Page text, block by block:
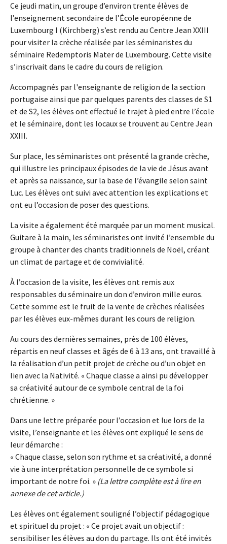
Ce jeudi matin, un groupe d’environ trente élèves de
l’enseignement secondaire de l’École européenne de
Luxembourg I (Kirchberg) s’est rendu au Centre Jean XXIII
pour visiter la crèche réalisée par les séminaristes du
séminaire Redemptoris Mater de Luxembourg. Cette visite
s’inscrivait dans le cadre du cours de religion.
Accompagnés par l'enseignante de religion de la section
portugaise ainsi que par quelques parents des classes de S1
et de S2, les élèves ont effectué le trajet à pied entre l’école
et le séminaire, dont les locaux se trouvent au Centre Jean
XXIII.
Sur place, les séminaristes ont présenté la grande crèche,
qui illustre les principaux épisodes de la vie de Jésus avant
et après sa naissance, sur la base de l’évangile selon saint
Luc. Les élèves ont suivi avec attention les explications et
ont eu l’occasion de poser des questions.
La visite a également été marquée par un moment musical.
Guitare à la main, les séminaristes ont invité l’ensemble du
groupe à chanter des chants traditionnels de Noël, créant
un climat de partage et de convivialité.
À l’occasion de la visite, les élèves ont remis aux
responsables du séminaire un don d’environ mille euros.
Cette somme est le fruit de la vente de crèches réalisées
par les élèves eux-mêmes durant les cours de religion.
Au cours des dernières semaines, près de 100 élèves,
répartis en neuf classes et âgés de 6 à 13 ans, ont travaillé à
la réalisation d’un petit projet de crèche ou d’un objet en
lien avec la Nativité. « Chaque classe a ainsi pu développer
sa créativité autour de ce symbole central de la foi
chrétienne. »
Dans une lettre préparée pour l’occasion et lue lors de la
visite, l’enseignante et les élèves ont expliqué le sens de
leur démarche :
« Chaque classe, selon son rythme et sa créativité, a donné
vie à une interprétation personnelle de ce symbole si
important de notre foi. » (La lettre complète est à lire en
annexe de cet article.)
Les élèves ont également souligné l’objectif pédagogique
et spirituel du projet : « Ce projet avait un objectif :
sensibiliser les élèves au don du partage. Ils ont été invités